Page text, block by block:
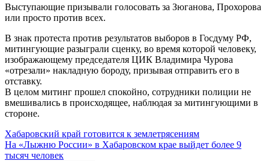
Выступающие призывали голосовать за Зюганова, Прохорова
или просто против всех.
В знак протеста против результатов выборов в Госдуму РФ,
митингующие разыграли сценку, во время которой человеку,
изображающему председателя ЦИК Владимира Чурова
«отрезали» накладную бороду, призывая отправить его в
отставку.
В целом митинг прошел спокойно, сотрудники полиции не
вмешивались в происходящее, наблюдая за митингующими в
стороне.
Навигация
по
Хабаровский край готовится к землетрясениям
На «Лыжню России» в Хабаровском крае выйдет более 9
тысяч человек